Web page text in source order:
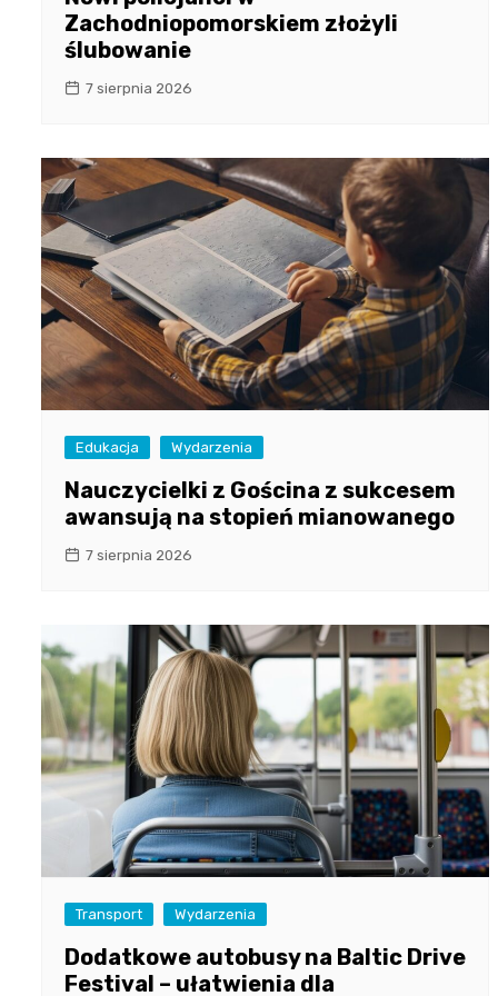
Zachodniopomorskiem złożyli
ślubowanie
7 sierpnia 2026
Edukacja Wydarzenia
Nauczycielki z Gościna z sukcesem
awansują na stopień mianowanego
7 sierpnia 2026
Transport Wydarzenia
Dodatkowe autobusy na Baltic Drive
Festival – ułatwienia dla